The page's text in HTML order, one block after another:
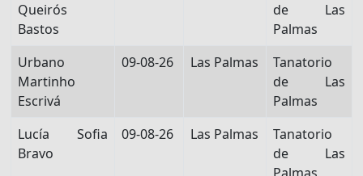
Queirós
Bastos
de Las
Palmas
Urbano
Martinho
Escrivá
09-08-26 Las Palmas
Tanatorio
de Las
Palmas
Lucía Sofia
Bravo
09-08-26 Las Palmas
Tanatorio
de Las